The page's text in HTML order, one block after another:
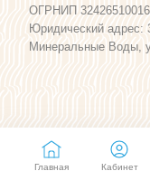
Карта сайта
ОГРНИП
Юридический адрес:
Минеральные Воды,
Главная Кабинет